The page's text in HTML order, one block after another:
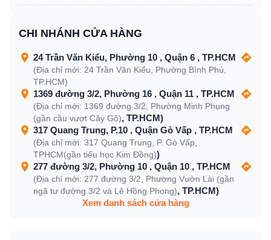
CHI NHÁNH CỬA HÀNG
24 Trần Văn Kiểu, Phường 10 , Quận 6 , TP.HCM
(Địa chỉ mới: 24 Trần Văn Kiểu, Phường Bình Phú,
TP.HCM)
1369 đường 3/2, Phường 16 , Quận 11 , TP.HCM
(Địa chỉ mới: 1369 đường 3/2, Phường Minh Phụng
(gần cầu vượt Cây Gõ), TP.HCM)
317 Quang Trung, P.10 , Quận Gò Vấp , TP.HCM
(Địa chỉ mới: 317 Quang Trung, P. Gò Vấp,
TPHCM(gần tiểu học Kim Đồng))
277 đường 3/2, Phường 10 , Quận 10 , TP.HCM
(Địa chỉ mới: 277 đường 3/2, Phường Vườn Lài (gần
ngã tư đường 3/2 và Lê Hồng Phong), TP.HCM)
Xem danh sách cửa hàng